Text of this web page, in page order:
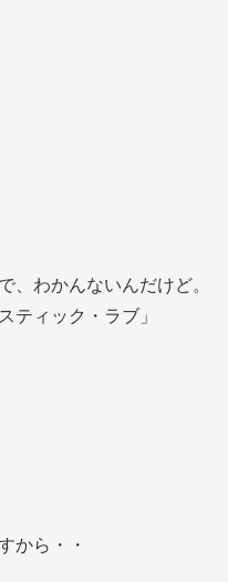
、わかんないんだけど。
ティック・ラブ」
から・・